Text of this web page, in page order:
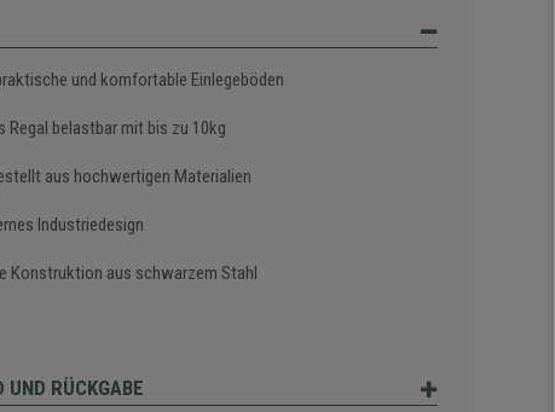
und komfortable Einlegeböden
Regal belastbar mit bis zu 10kg
aus hochwertigen Materialien
Industriedesign
Konstruktion aus schwarzem Stahl
UND RÜCKGABE